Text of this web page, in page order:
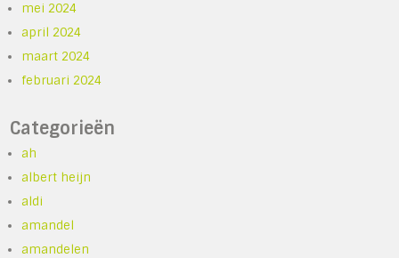
mei 2024
april 2024
maart 2024
februari 2024
Categorieën
ah
albert heijn
aldi
amandel
amandelen